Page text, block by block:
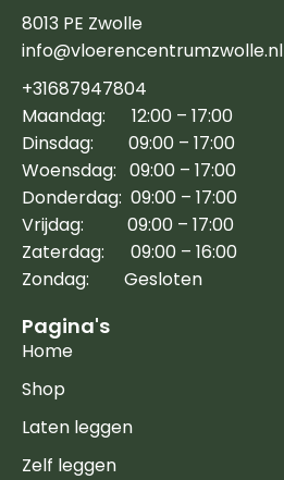
8013 PE Zwolle
info@vloerencentrumzwolle.nl
+31687947804
Maandag: 12:00 – 17:00
Dinsdag: 09:00 – 17:00
Woensdag: 09:00 – 17:00
Donderdag: 09:00 – 17:00
Vrijdag: 09:00 – 17:00
Zaterdag: 09:00 – 16:00
Zondag: Gesloten
Pagina's
Home
Shop
Laten leggen
Zelf leggen